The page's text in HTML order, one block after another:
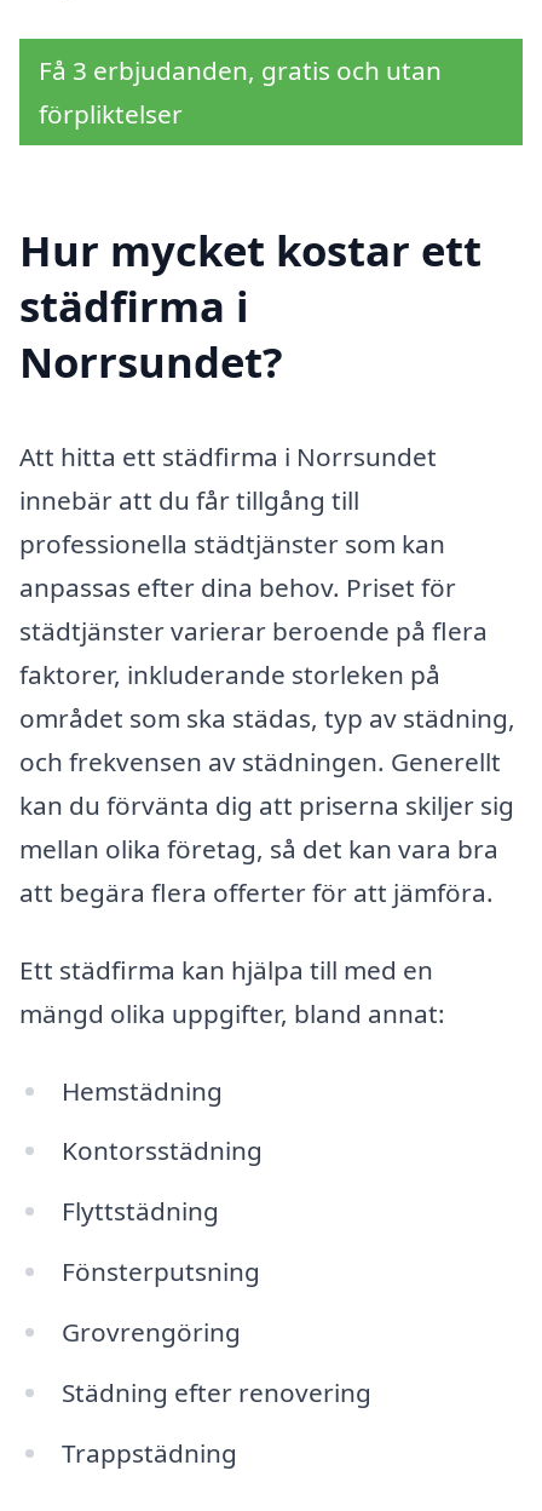
Få 3 erbjudanden, gratis och utan
förpliktelser
Hur mycket kostar ett
städfirma i
Norrsundet?
Att hitta ett städfirma i Norrsundet
innebär att du får tillgång till
professionella städtjänster som kan
anpassas efter dina behov. Priset för
städtjänster varierar beroende på flera
faktorer, inkluderande storleken på
området som ska städas, typ av städning,
och frekvensen av städningen. Generellt
kan du förvänta dig att priserna skiljer sig
mellan olika företag, så det kan vara bra
att begära flera offerter för att jämföra.
Ett städfirma kan hjälpa till med en
mängd olika uppgifter, bland annat:
Hemstädning
Kontorsstädning
Flyttstädning
Fönsterputsning
Grovrengöring
Städning efter renovering
Trappstädning